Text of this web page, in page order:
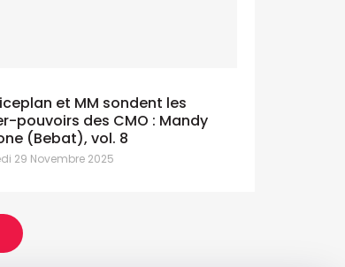
et MM sondent les
pouvoirs des CMO : Mandy
(Bebat), vol. 8
29 Novembre 2025